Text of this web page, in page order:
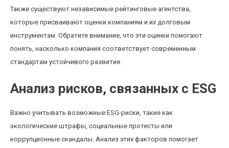
Также существуют независимые рейтинговые агентства,
которые присваивают оценки компаниям и их долговым
инструментам. Обратите внимание, что эти оценки помогают
понять, насколько компания соответствует современным
стандартам устойчивого развития.
Анализ рисков, связанных с ESG
Важно учитывать возможные ESG-риски, такие как
экологические штрафы, социальные протесты или
коррупционные скандалы. Анализ этих факторов помогает